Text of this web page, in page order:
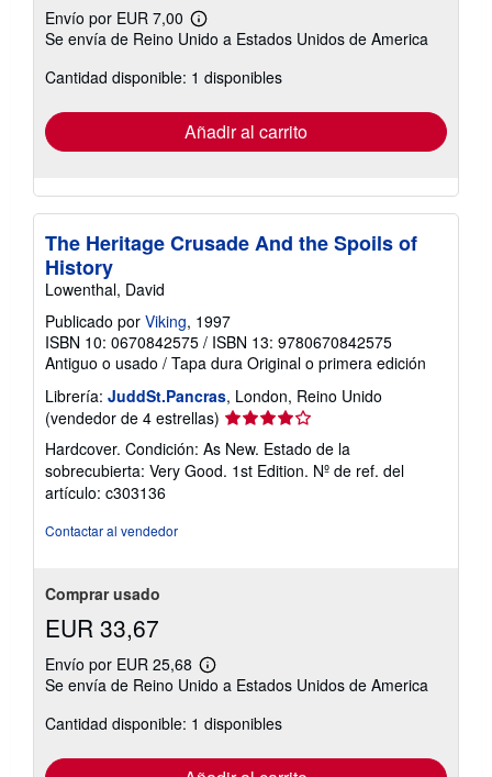
Envío por EUR 7,00
Más
información
las
tarifas
envío
Se envía de Reino Unido a Estados Unidos de America
Cantidad disponible: 1 disponibles
Añadir al carrito
The Heritage Crusade And the Spoils of
History
Lowenthal, David
Publicado por Viking, 1997
ISBN 10: 0670842575 / ISBN 13: 9780670842575
Antiguo o usado / Tapa dura Original o primera edición
Librería: JuddSt.Pancras, London, Reino Unido
(vendedor de 4 estrellas) Calificación
del
vendedor:
4
Hardcover. Condición: As New. Estado de la
sobrecubierta: Very Good. 1st Edition. Nº de ref. del
artículo: c303136
Contactar al vendedor
Comprar usado
EUR 33,67
Envío por EUR 25,68
Más
información
las
tarifas
envío
Se envía de Reino Unido a Estados Unidos de America
Cantidad disponible: 1 disponibles